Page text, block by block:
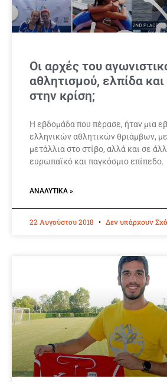
Οι αρχές του
αθλητισμού, ελπίδα
στην κρίση;
Η εβδομάδα που πέρασε, ήταν μια
ελληνικών αθλητικών θριάμβων,
μετάλλια στο στίβο, αλλά και σε
ευρωπαϊκό και παγκόσμιο επίπεδο.
ΑΝΑΛΥΤΙΚΆ »
22 Αυγούστου 2018 Δεν υπάρχουν